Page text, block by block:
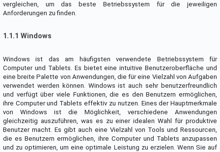
vergleichen, um das beste Betriebssystem für die jeweiligen
Anforderungen zu finden.
1.1.1 Windows
Windows ist das am häufigsten verwendete Betriebssystem für
Computer und Tablets. Es bietet eine intuitive Benutzeroberfläche und
eine breite Palette von Anwendungen, die für eine Vielzahl von Aufgaben
verwendet werden können. Windows ist auch sehr benutzerfreundlich
und verfügt über viele Funktionen, die es den Benutzern ermöglichen,
ihre Computer und Tablets effektiv zu nutzen. Eines der Hauptmerkmale
von Windows ist die Möglichkeit, verschiedene Anwendungen
gleichzeitig auszuführen, was es zu einer idealen Wahl für produktive
Benutzer macht. Es gibt auch eine Vielzahl von Tools und Ressourcen,
die es Benutzern ermöglichen, ihre Computer und Tablets anzupassen
und zu optimieren, um eine optimale Leistung zu erzielen. Wenn Sie auf